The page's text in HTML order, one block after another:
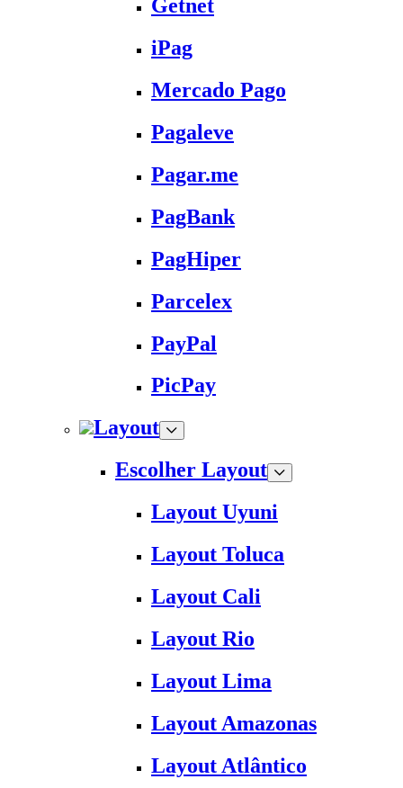
Getnet
iPag
Mercado Pago
Pagaleve
Pagar.me
PagBank
PagHiper
Parcelex
PayPal
PicPay
Layout
Escolher Layout
Layout Uyuni
Layout Toluca
Layout Cali
Layout Rio
Layout Lima
Layout Amazonas
Layout Atlântico